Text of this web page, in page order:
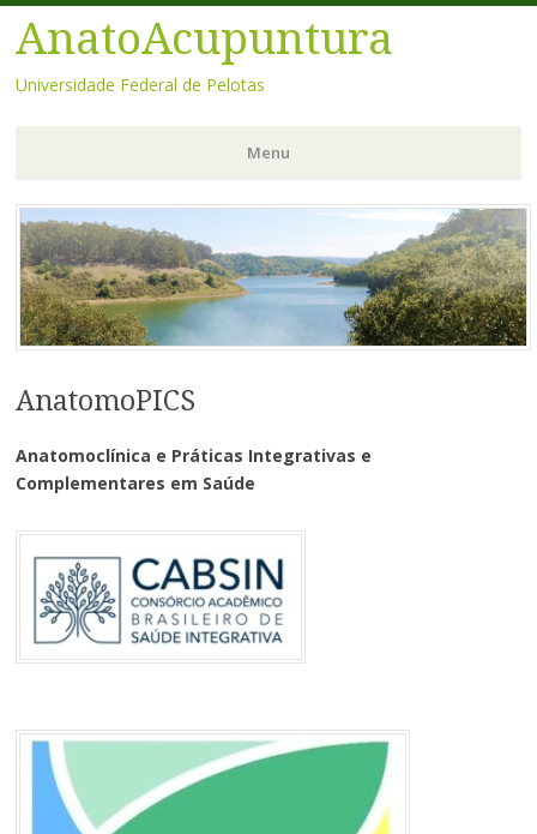
AnatoAcupuntura
Universidade Federal de Pelotas
Menu
Pular
para
o
conteúdo
AnatomoPICS
Anatomoclínica e Práticas Integrativas e
Complementares em Saúde